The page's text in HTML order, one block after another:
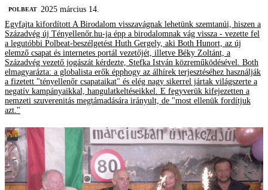
‎POLBEAT
2025 március 14.
Egyfajta kifordított A Birodalom visszavágnak lehetünk szemtanúi, hiszen a
Századvég új Tényellenőr.hu-ja épp a birodalomnak vág vissza - vezette fel
a legutóbbi Polbeat-beszélgetést Huth Gergely, aki Both Hunort, az új
elemző csapat és internetes portál vezetőjét, illetve Béky Zoltánt, a
Századvég vezető jogászát kérdezte, Stefka István közreműködésével. Both
elmagyarázta: a globalista erők épphogy az álhírek terjesztéséhez használják
a fizetett "tényellenőr csapataikat" és elég nagy sikerrel jártak világszerte a
negatív kampányaikkal, hangulatkeltéseikkel. E fegyverük kifejezetten a
nemzeti szuverenitás megtámadására irányult, de "most ellenük fordítjuk
azt."